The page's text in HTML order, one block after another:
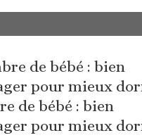
de bébé : bien
pour mieux